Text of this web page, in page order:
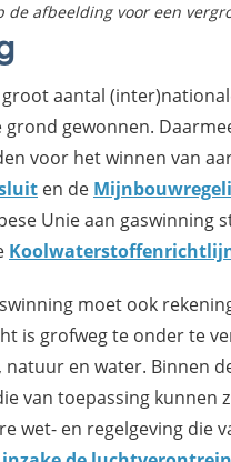
de afbeelding voor een
aantal
gewonnen.
voor het winnen van
en de
Unie aan gaswinning
moet ook
is grofweg te onder te
en water. Binnen
van toepassing kunnen
wet- en regelgeving die